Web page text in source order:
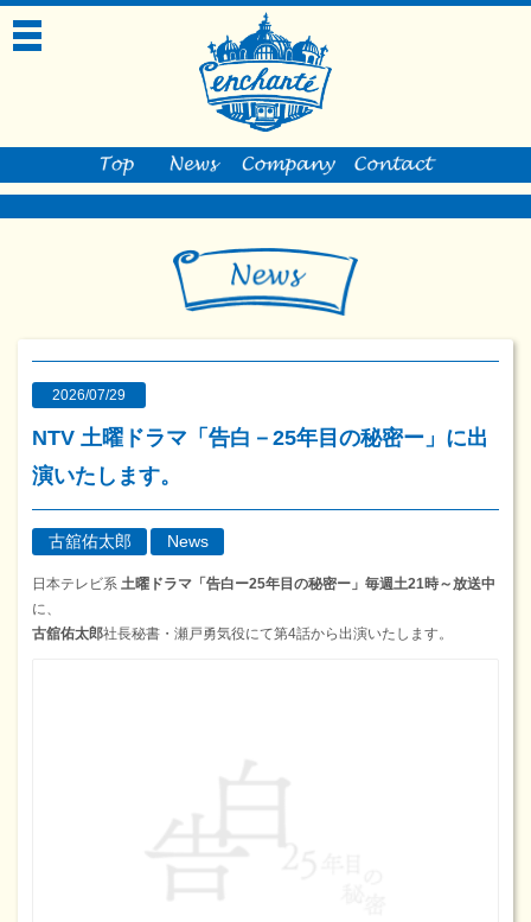
toggle
2026/07/29
NTV 土曜ドラマ「告白－25年目の秘密ー」に出
演いたします。
古舘佑太郎 News
日本テレビ系 土曜ドラマ「告白ー25年目の秘密ー」毎週土21時～放送中
に、
古舘佑太郎社長秘書・瀬戸勇気役にて第4話から出演いたします。